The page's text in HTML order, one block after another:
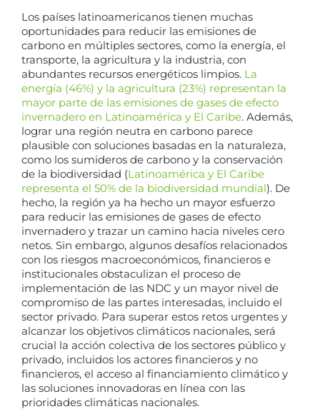
Los países latinoamericanos tienen muchas
oportunidades para reducir las emisiones de
carbono en múltiples sectores, como la energía, el
transporte, la agricultura y la industria, con
abundantes recursos energéticos limpios. La
energía (46%) y la agricultura (23%) representan la
mayor parte de las emisiones de gases de efecto
invernadero en Latinoamérica y El Caribe. Además,
lograr una región neutra en carbono parece
plausible con soluciones basadas en la naturaleza,
como los sumideros de carbono y la conservación
de la biodiversidad (Latinoamérica y El Caribe
representa el 50% de la biodiversidad mundial). De
hecho, la región ya ha hecho un mayor esfuerzo
para reducir las emisiones de gases de efecto
invernadero y trazar un camino hacia niveles cero
netos. Sin embargo, algunos desafíos relacionados
con los riesgos macroeconómicos, financieros e
institucionales obstaculizan el proceso de
implementación de las NDC y un mayor nivel de
compromiso de las partes interesadas, incluido el
sector privado. Para superar estos retos urgentes y
alcanzar los objetivos climáticos nacionales, será
crucial la acción colectiva de los sectores público y
privado, incluidos los actores financieros y no
financieros, el acceso al financiamiento climático y
las soluciones innovadoras en línea con las
prioridades climáticas nacionales.